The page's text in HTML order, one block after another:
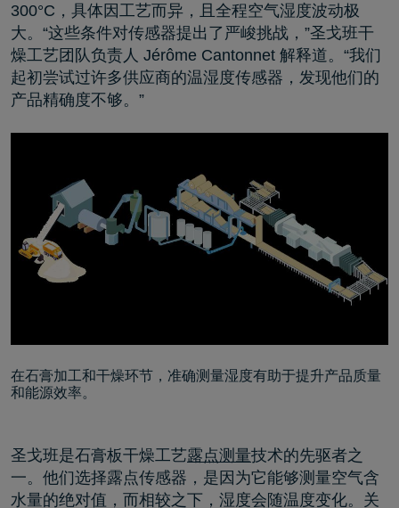
300°C，具体因工艺而异，且全程空气湿度波动极
大。“这些条件对传感器提出了严峻挑战，”圣戈班干
燥工艺团队负责人 Jérôme Cantonnet 解释道。“我们
起初尝试过许多供应商的温湿度传感器，发现他们的
产品精确度不够。”
在石膏加工和干燥环节，准确测量湿度有助于提升产品质量
和能源效率。
圣戈班是石膏板干燥工艺露点测量技术的先驱者之
一。他们选择露点传感器，是因为它能够测量空气含
水量的绝对值，而相较之下，湿度会随温度变化。关